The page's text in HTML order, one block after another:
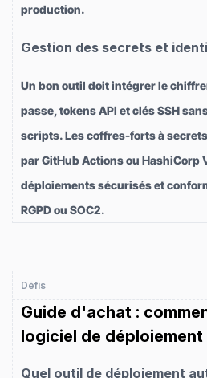
production.
Gestion des secrets et
Un bon outil doit intégrer le
passe, tokens API et clés SSH
scripts. Les coffres-forts à
par GitHub Actions ou HashiCorp
déploiements sécurisés et
RGPD ou SOC2.
Défis
Guide d'achat :
logiciel de
Quel outil de déploiement